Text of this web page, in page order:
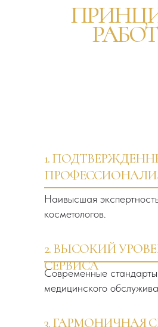
1.
2. ВЫСОКИЙ
СЕРВИСА
3. ГАРМОНИЧНАЯ
Наивысшая
косметологов.
Современные стандарты
медицинского